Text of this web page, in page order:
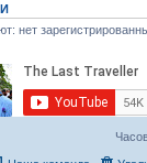
нет